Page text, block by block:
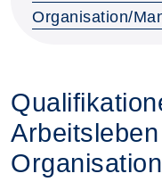
Organisation/